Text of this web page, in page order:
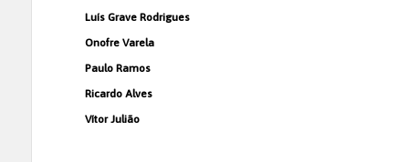
Luís Grave Rodrigues
Onofre Varela
Paulo Ramos
Ricardo Alves
Vítor Julião